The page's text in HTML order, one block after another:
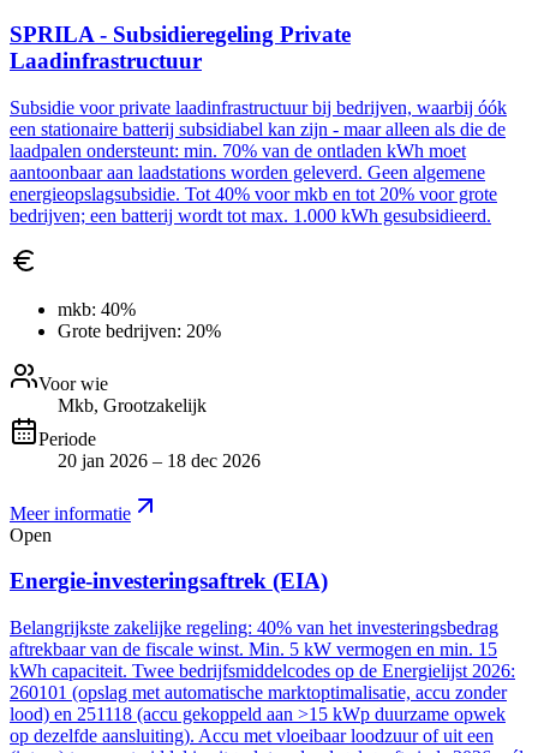
SPRILA - Subsidieregeling Private
Laadinfrastructuur
Subsidie voor private laadinfrastructuur bij bedrijven, waarbij óók
een stationaire batterij subsidiabel kan zijn - maar alleen als die de
laadpalen ondersteunt: min. 70% van de ontladen kWh moet
aantoonbaar aan laadstations worden geleverd. Geen algemene
energieopslagsubsidie. Tot 40% voor mkb en tot 20% voor grote
bedrijven; een batterij wordt tot max. 1.000 kWh gesubsidieerd.
mkb: 40%
Grote bedrijven: 20%
Voor wie
Mkb, Grootzakelijk
Periode
20 jan 2026 – 18 dec 2026
Meer informatie
Open
Energie-investeringsaftrek (EIA)
Belangrijkste zakelijke regeling: 40% van het investeringsbedrag
aftrekbaar van de fiscale winst. Min. 5 kW vermogen en min. 15
kWh capaciteit. Twee bedrijfsmiddelcodes op de Energielijst 2026:
260101 (opslag met automatische marktoptimalisatie, accu zonder
lood) en 251118 (accu gekoppeld aan >15 kWp duurzame opwek
op dezelfde aansluiting). Accu met vloeibaar loodzuur of uit een